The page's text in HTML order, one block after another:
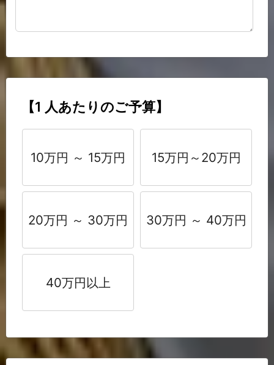
【1 人あたりのご予算】
10万円 ～ 15万円 15万円～20万円
20万円 ～ 30万円 30万円 ～ 40万円
40万円以上